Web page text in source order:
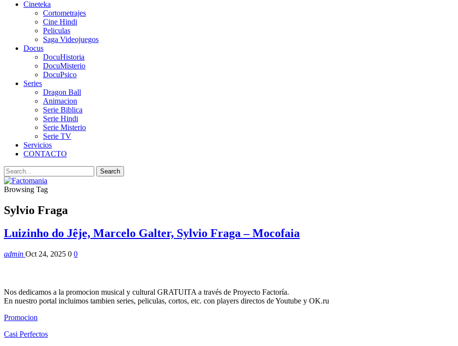
Cineteka
Cortometrajes
Cine Hindi
Peliculas
Saga Videojuegos
Docus
DocuHistoria
DocuMisterio
DocuPsico
Series
Dragon Ball
Animacion
Serie Biblica
Serie Hindi
Serie Misterio
Serie TV
Servicios
CONTACTO
Browsing Tag
Sylvio Fraga
Luizinho do Jêje, Marcelo Galter, Sylvio Fraga – Mocofaia
admin Oct 24, 2025 0 0
Nos dedicamos a la promocion musical y cultural GRATUITA a través de Proyecto Factoría.
En nuestro portal incluimos tambien series, peliculas, cortos, etc. con players directos de Youtube y OK.ru
Promocion
Casi Perfectos